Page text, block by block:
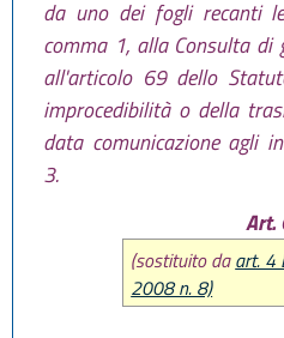
da uno dei fogli recanti
comma 1, alla Consulta
all'articolo 69 dello
improcedibilità o della
data comunicazione agli
3.
Art.
(sostituito daart. 4
2008 n. 8)